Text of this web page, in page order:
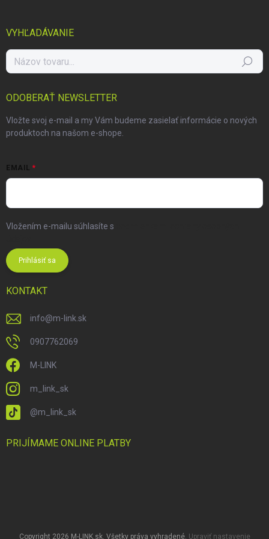
VYHĽADÁVANIE
Hľadať
ODOBERAŤ NEWSLETTER
Vložte svoj e-mail a my Vám budeme zasielať informácie o nových
produktoch na našom e-shope.
EMAIL
Vložením e-mailu súhlasíte s
Prihlásiť sa
KONTAKT
info@m-link.sk
0907762069
M-LINK
m_link_sk
@m_link_sk
PRIJÍMAME ONLINE PLATBY
Copyright 2026 M-LINK.sk. Všetky práva vyhradené. Upraviť nastavenie